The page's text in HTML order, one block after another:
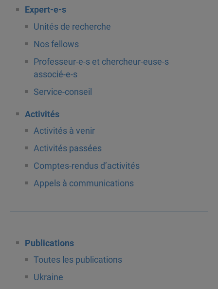
Expert-e-s
Unités de recherche
Nos fellows
Professeur-e-s et chercheur-euse-s
associé-e-s
Service-conseil
Activités
Activités à venir
Activités passées
Comptes-rendus d’activités
Appels à communications
Publications
Toutes les publications
Ukraine